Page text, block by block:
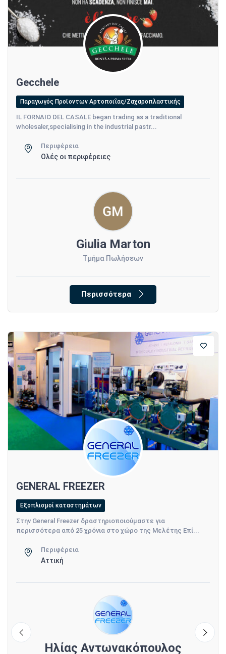
Gecchele
Παραγωγός Προϊοντων Αρτοποιΐας/Ζαχαροπλαστικής
IL FORNAIO DEL CASALE began trading as a traditional
wholesaler,specialising in the industrial pastr...
Περιφέρεια
Ολές οι περιφέρειες
Giulia Marton
Τμήμα Πωλήσεων
Περισσότερα
GENERAL FREEZER
Εξοπλισμοί καταστημάτων
Στην General Freezer δραστηριοποιούμαστε για
περισσότερα από 25 χρόνια στο χώρο της Μελέτης Eπί...
Περιφέρεια
Αττική
Hλίας Αντωνακόπουλος